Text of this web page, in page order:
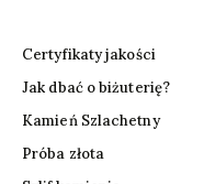
Certyfikaty jakości
Jak dbać o biżuterię?
Kamień Szlachetny
Próba złota